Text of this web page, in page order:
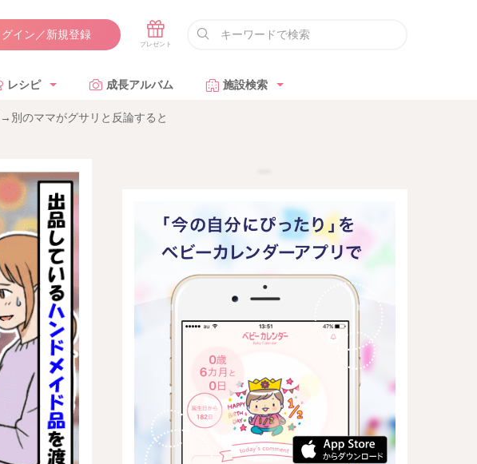
グイン／新規登録
レシピ 成長アルバム 施設検索
別のママがグサリと反論すると